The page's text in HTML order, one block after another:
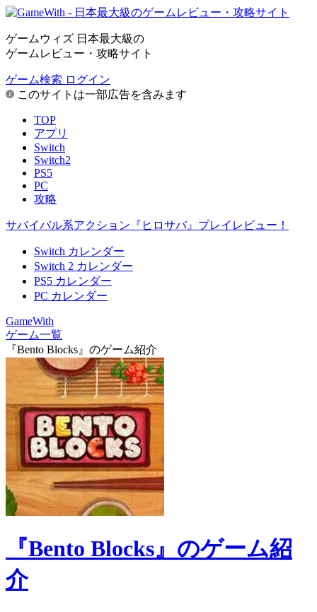
ゲームウィズ 日本最大級の
ゲームレビュー・攻略サイト
ゲーム検索 ログイン
このサイトは一部広告を含みます
TOP
アプリ
Switch
Switch2
PS5
PC
攻略
サバイバル系アクション『ヒロサバ』プレイレビュー！
Switch カレンダー
Switch 2 カレンダー
PS5 カレンダー
PC カレンダー
GameWith
ゲーム一覧
『Bento Blocks』のゲーム紹介
『Bento Blocks』のゲーム紹
介